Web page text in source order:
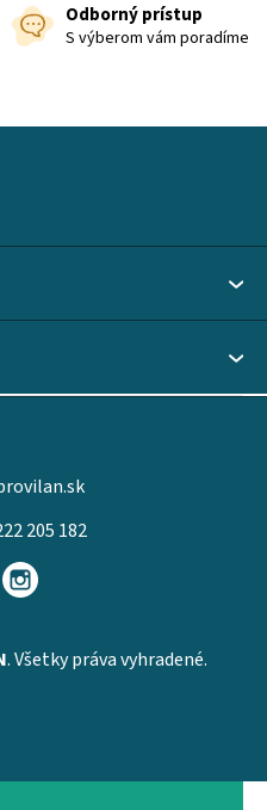
Odborný prístup
S výberom vám poradíme
205 182
. Všetky práva vyhradené.